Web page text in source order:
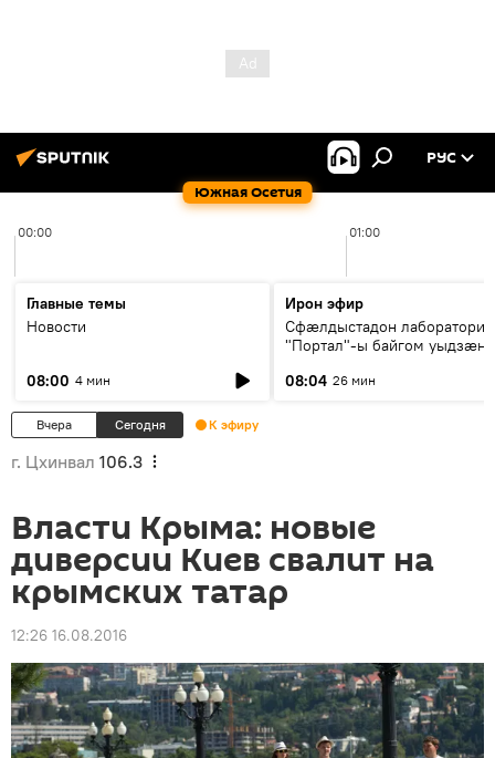
Южная Осетия
РУС
00:00 01:00
Главные темы
Новости
08:00 4 мин
Ирон эфир
Сфæлдыстадон лаборатори
"Портал"-ы байгом уыдзæн
Æхсары куыстыты равдыст
08:04 26 мин
Вчера Сегодня К эфиру
г. Цхинвал 106.3
Власти Крыма: новые
диверсии Киев свалит на
крымских татар
12:26 16.08.2016